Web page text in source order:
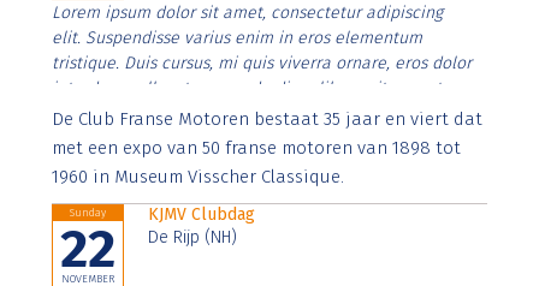
Lorem ipsum dolor sit amet, consectetur adipiscing
elit. Suspendisse varius enim in eros elementum
tristique. Duis cursus, mi quis viverra ornare, eros dolor
interdum nulla, ut commodo diam libero vitae erat.
Aenean faucibus nibh et justo cursus id rutrum lorem
imperdiet. Nunc ut sem vitae risus tristique posuere.
De Club Franse Motoren bestaat 35 jaar en viert dat
met een expo van 50 franse motoren van 1898 tot
1960 in Museum Visscher Classique.
Sunday
22
NOVEMBER
KJMV Clubdag
De Rijp (NH)